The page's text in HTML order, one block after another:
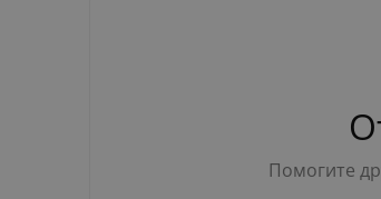
Помогите